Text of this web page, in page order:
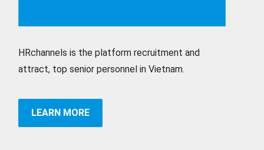
HRchannels is the platform recruitment and
attract, top senior personnel in Vietnam.
LEARN MORE